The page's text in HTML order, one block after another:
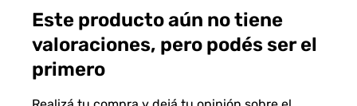
Este producto aún no tiene
valoraciones, pero podés ser el
primero